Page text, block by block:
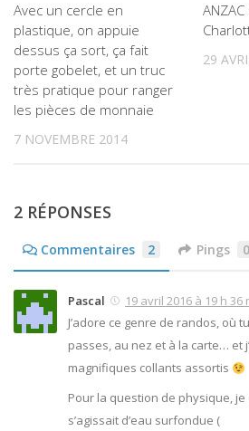
Avec un cercle en
plastique, on appuie
dessus ça sort, ça fait
porte gobelet, et un truc
très pratique pour ranger
les pièces de monnaie
7 NOVEMBRE 2014
29
2 RÉPONSES
Commentaires 2 Pings 0
Pascal
19 avril 2016 à 19 h 36
J’adore ce genre de randos, où
passes, au nez et à la carte… et
magnifiques collants assortis
Pour la question de physique, je
s’agissait d’eau surfondue (